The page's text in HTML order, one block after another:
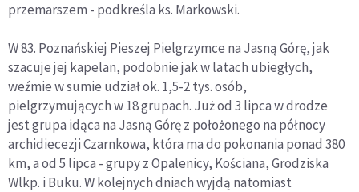
przemarszem - podkreśla ks. Markowski.
W 83. Poznańskiej Pieszej Pielgrzymce na Jasną Górę, jak
szacuje jej kapelan, podobnie jak w latach ubiegłych,
weźmie w sumie udział ok. 1,5-2 tys. osób,
pielgrzymujących w 18 grupach. Już od 3 lipca w drodze
jest grupa idąca na Jasną Górę z położonego na północy
archidiecezji Czarnkowa, która ma do pokonania ponad 380
km, a od 5 lipca - grupy z Opalenicy, Kościana, Grodziska
Wlkp. i Buku. W kolejnych dniach wyjdą natomiast